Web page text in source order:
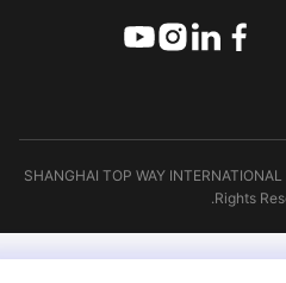
© 2026 SHANGHAI TOP WAY